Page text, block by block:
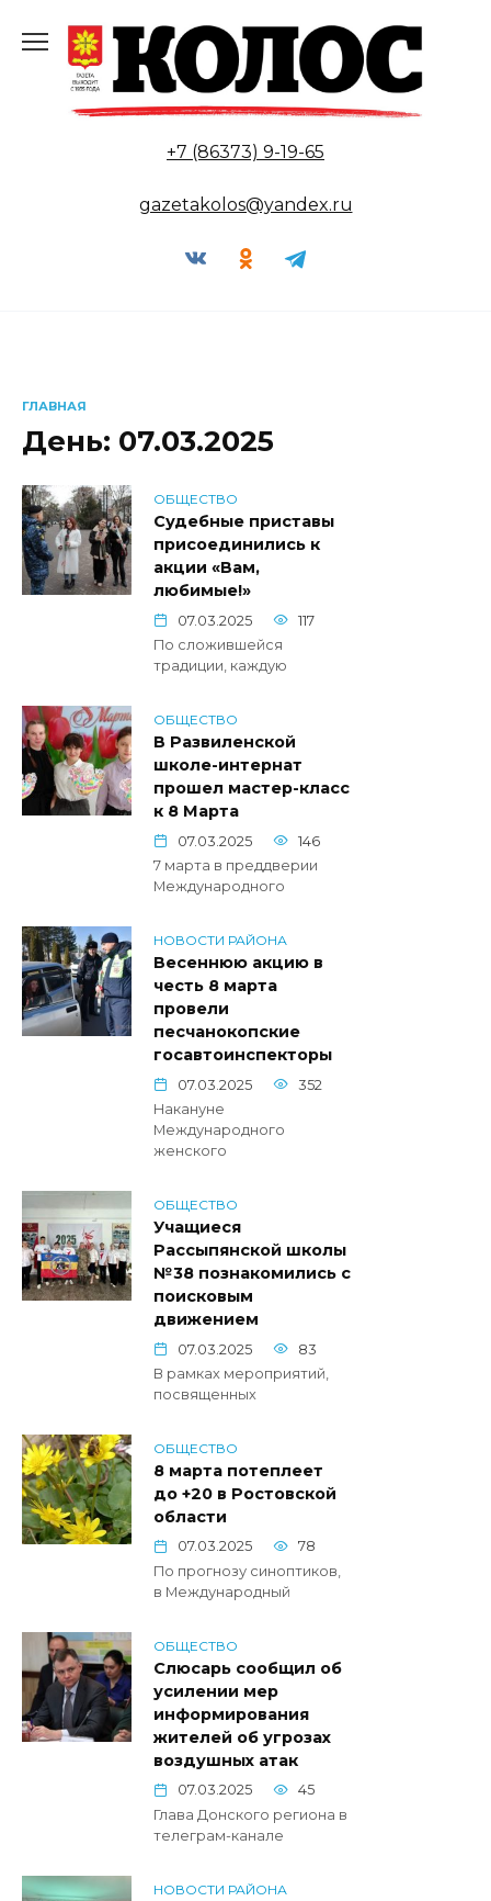
содержанию
+7 (86373) 9-19-65
gazetakolos@yandex.ru
ГЛАВНАЯ
День: 07.03.2025
ОБЩЕСТВО
Судебные приставы
присоединились к
акции «Вам,
любимые!»
07.03.2025
117
По сложившейся
традиции, каждую
ОБЩЕСТВО
В Развиленской
школе-интернат
прошел мастер-класс
к 8 Марта
07.03.2025
146
7 марта в преддверии
Международного
НОВОСТИ РАЙОНА
Весеннюю акцию в
честь 8 марта
провели
песчанокопские
госавтоинспекторы
07.03.2025
352
Накануне
Международного
женского
ОБЩЕСТВО
Учащиеся
Рассыпянской школы
№38 познакомились с
поисковым
движением
07.03.2025
83
В рамках мероприятий,
посвященных
ОБЩЕСТВО
8 марта потеплеет
до +20 в Ростовской
области
07.03.2025
78
По прогнозу синоптиков,
в Международный
ОБЩЕСТВО
Слюсарь сообщил об
усилении мер
информирования
жителей об угрозах
воздушных атак
07.03.2025
45
Глава Донского региона в
телеграм-канале
НОВОСТИ РАЙОНА